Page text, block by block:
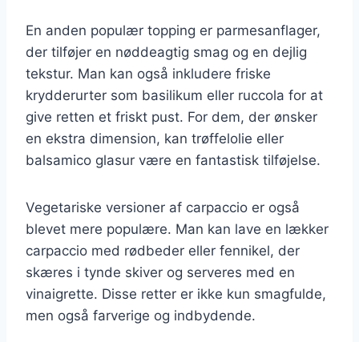
En anden populær topping er parmesanflager,
der tilføjer en nøddeagtig smag og en dejlig
tekstur. Man kan også inkludere friske
krydderurter som basilikum eller ruccola for at
give retten et friskt pust. For dem, der ønsker
en ekstra dimension, kan trøffelolie eller
balsamico glasur være en fantastisk tilføjelse.
Vegetariske versioner af carpaccio er også
blevet mere populære. Man kan lave en lækker
carpaccio med rødbeder eller fennikel, der
skæres i tynde skiver og serveres med en
vinaigrette. Disse retter er ikke kun smagfulde,
men også farverige og indbydende.